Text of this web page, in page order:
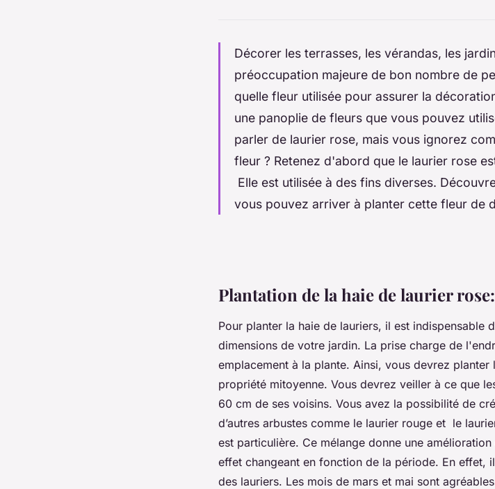
Décorer les terrasses, les vérandas, les
préoccupation majeure de bon nombre de
quelle fleur utilisée pour assurer la
une panoplie de fleurs que vous pouvez
parler de laurier rose, mais vous ignorez
fleur ? Retenez d'abord que le laurier rose
Elle est utilisée à des fins diverses.
vous pouvez arriver à planter cette fleur de
Plantation de la haie de laurier
Pour planter la haie de lauriers, il est indispensable
dimensions de votre jardin. La prise charge de
emplacement à la plante. Ainsi, vous devrez
propriété mitoyenne. Vous devrez veiller à ce que
60 cm de ses voisins. Vous avez la possibilité de
d’autres arbustes comme le laurier rouge et le
est particulière. Ce mélange donne une
effet changeant en fonction de la période. En effet,
des lauriers. Les mois de mars et mai sont